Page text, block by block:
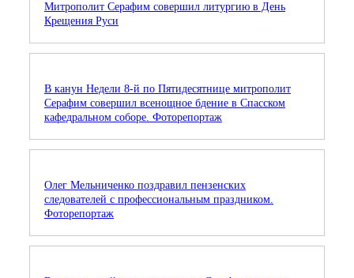
Митрополит Серафим совершил литургию в День
Крещения Руси
В канун Недели 8-й по Пятидесятнице митрополит
Серафим совершил всенощное бдение в Спасском
кафедральном соборе. Фоторепортаж
Олег Мельниченко поздравил пензенских
следователей с профессиональным праздником.
Фоторепортаж